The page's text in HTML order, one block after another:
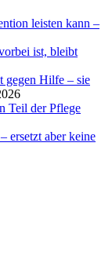
leisten kann –
ist, bleibt
gegen Hilfe – sie
Teil der Pflege
ersetzt aber keine